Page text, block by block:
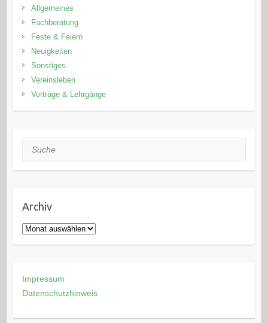
Allgemeines
Fachberatung
Feste & Feiern
Neuigkeiten
Sonstiges
Vereinsleben
Vorträge & Lehrgänge
Suche
Archiv
Archiv
Impressum
Datenschutzhinweis